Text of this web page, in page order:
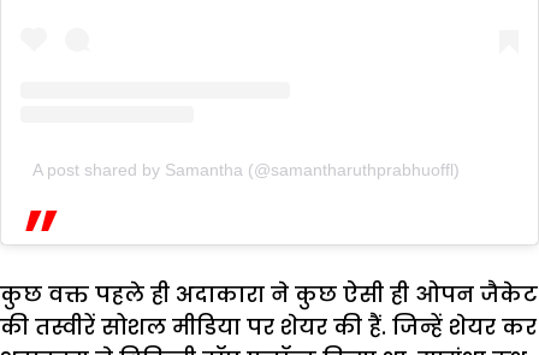
A post shared by Samantha (@samantharuthprabhuoffl)
कुछ वक्त पहले ही अदाकारा ने कुछ ऐसी ही ओपन जैकेट
की तस्वीरें सोशल मीडिया पर शेयर की हैं. जिन्हें शेयर कर